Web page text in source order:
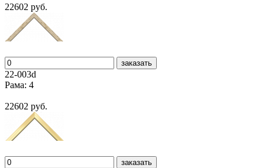
22602 руб.
заказать
22-003d
Рама: 4
22602 руб.
заказать